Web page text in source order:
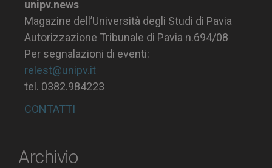
unipv.news
Magazine dell’Università degli Studi di Pavia
Autorizzazione Tribunale di Pavia n.694/08
Per segnalazioni di eventi:
relest@unipv.it
tel. 0382.984223
CONTATTI
Archivio